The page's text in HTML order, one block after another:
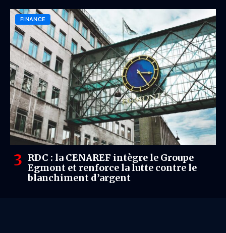
FINANCE
RDC : la CENAREF intègre le Groupe
Egmont et renforce la lutte contre le
blanchiment d’argent